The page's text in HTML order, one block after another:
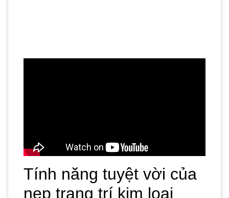
Tính năng tuyệt vời của
nẹp trang trí kim loại